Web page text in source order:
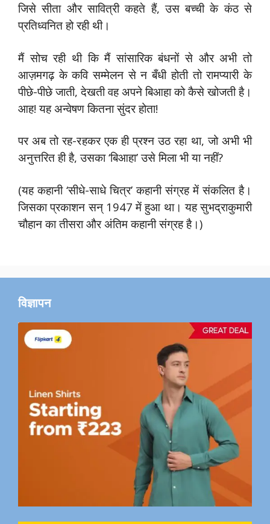
जिसे सीता और सावित्री कहते हैं, उस बच्ची के कंठ से
प्रतिध्वनित हो रही थी।
मैं सोच रही थी कि मैं सांसारिक बंधनों से और अभी तो
आज़मगढ़ के कवि सम्मेलन से न बँधी होती तो रामप्यारी के
पीछे-पीछे जाती, देखती वह अपने बिआहा को कैसे खोजती है।
आह! यह अन्वेषण कितना सुंदर होता!
पर अब तो रह-रहकर एक ही प्रश्न उठ रहा था, जो अभी भी
अनुत्तरित ही है, उसका ‘बिआहा’ उसे मिला भी या नहीं?
(यह कहानी ‘सीधे-साधे चित्र’ कहानी संग्रह में संकलित है।
जिसका प्रकाशन सन् 1947 में हुआ था। यह सुभद्राकुमारी
चौहान का तीसरा और अंतिम कहानी संग्रह है।)
विज्ञापन